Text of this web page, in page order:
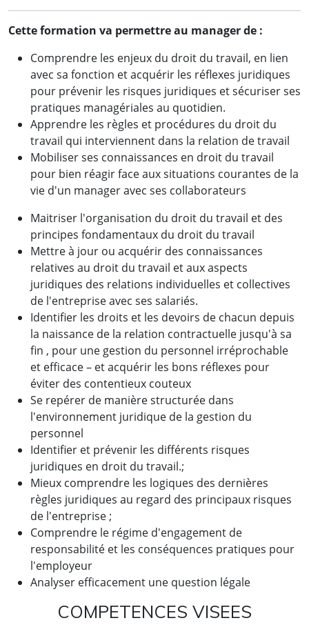
Cette formation va permettre au manager de :
Comprendre les enjeux du droit du travail, en lien
avec sa fonction et acquérir les réflexes juridiques
pour prévenir les risques juridiques et sécuriser ses
pratiques managériales au quotidien.
Apprendre les règles et procédures du droit du
travail qui interviennent dans la relation de travail
Mobiliser ses connaissances en droit du travail
pour bien réagir face aux situations courantes de la
vie d'un manager avec ses collaborateurs
Maitriser l'organisation du droit du travail et des
principes fondamentaux du droit du travail
Mettre à jour ou acquérir des connaissances
relatives au droit du travail et aux aspects
juridiques des relations individuelles et collectives
de l'entreprise avec ses salariés.
Identifier les droits et les devoirs de chacun depuis
la naissance de la relation contractuelle jusqu'à sa
fin , pour une gestion du personnel irréprochable
et efficace – et acquérir les bons réflexes pour
éviter des contentieux couteux
Se repérer de manière structurée dans
l'environnement juridique de la gestion du
personnel
Identifier et prévenir les différents risques
juridiques en droit du travail.;
Mieux comprendre les logiques des dernières
règles juridiques au regard des principaux risques
de l'entreprise ;
Comprendre le régime d'engagement de
responsabilité et les conséquences pratiques pour
l'employeur
Analyser efficacement une question légale
COMPETENCES VISEES